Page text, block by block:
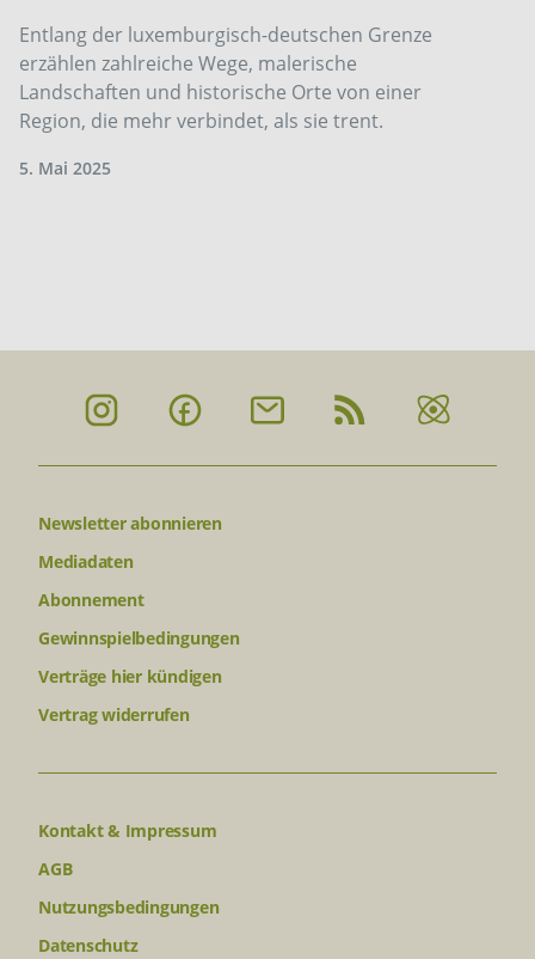
Entlang der luxemburgisch-deutschen Grenze
erzählen zahlreiche Wege, malerische
Landschaften und historische Orte von einer
Region, die mehr verbindet, als sie trent.
5. Mai 2025
Newsletter abonnieren
Mediadaten
Abonnement
Gewinnspielbedingungen
Verträge hier kündigen
Vertrag widerrufen
Kontakt & Impressum
AGB
Nutzungsbedingungen
Datenschutz